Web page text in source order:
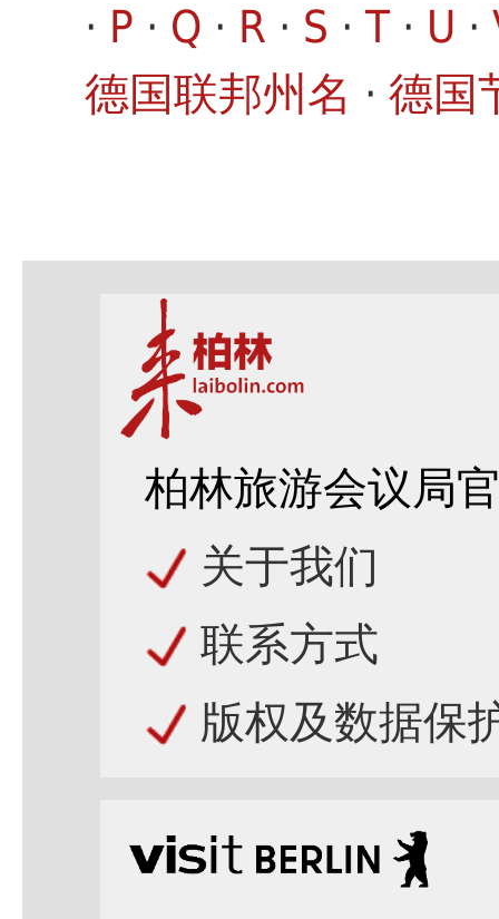
· P · Q · R · S · T· U ·
德国联邦州名 · 德国
柏林旅游会议局
关于我们
联系方式
版权及数据保